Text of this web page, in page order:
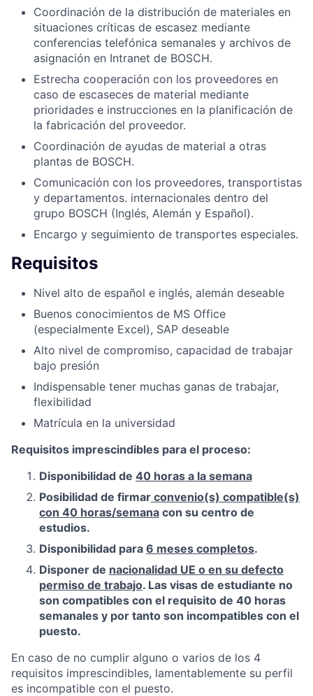
Coordinación de la distribución de materiales en
situaciones críticas de escasez mediante
conferencias telefónica semanales y archivos de
asignación en Intranet de BOSCH.
Estrecha cooperación con los proveedores en
caso de escaseces de material mediante
prioridades e instrucciones en la planificación de
la fabricación del proveedor.
Coordinación de ayudas de material a otras
plantas de BOSCH.
Comunicación con los proveedores, transportistas
y departamentos. internacionales dentro del
grupo BOSCH (Inglés, Alemán y Español).
Encargo y seguimiento de transportes especiales.
Requisitos
Nivel alto de español e inglés, alemán deseable
Buenos conocimientos de MS Office
(especialmente Excel), SAP deseable
Alto nivel de compromiso, capacidad de trabajar
bajo presión
Indispensable tener muchas ganas de trabajar,
flexibilidad
Matrícula en la universidad
Requisitos imprescindibles para el proceso:
Disponibilidad de 40 horas a la semana
Posibilidad de firmar convenio(s) compatible(s)
con 40 horas/semana con su centro de
estudios.
Disponibilidad para 6 meses completos.
Disponer de nacionalidad UE o en su defecto
permiso de trabajo. Las visas de estudiante no
son compatibles con el requisito de 40 horas
semanales y por tanto son incompatibles con el
puesto.
En caso de no cumplir alguno o varios de los 4
requisitos imprescindibles, lamentablemente su perfil
es incompatible con el puesto.